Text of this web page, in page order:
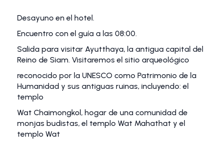
Desayuno en el hotel.
Encuentro con el guía a las 08:00.
Salida para visitar Ayutthaya, la antigua capital del
Reino de Siam. Visitaremos el sitio arqueológico
reconocido por la UNESCO como Patrimonio de la
Humanidad y sus antiguas ruinas, incluyendo: el
templo
Wat Chaimongkol, hogar de una comunidad de
monjas budistas, el templo Wat Mahathat y el
templo Wat